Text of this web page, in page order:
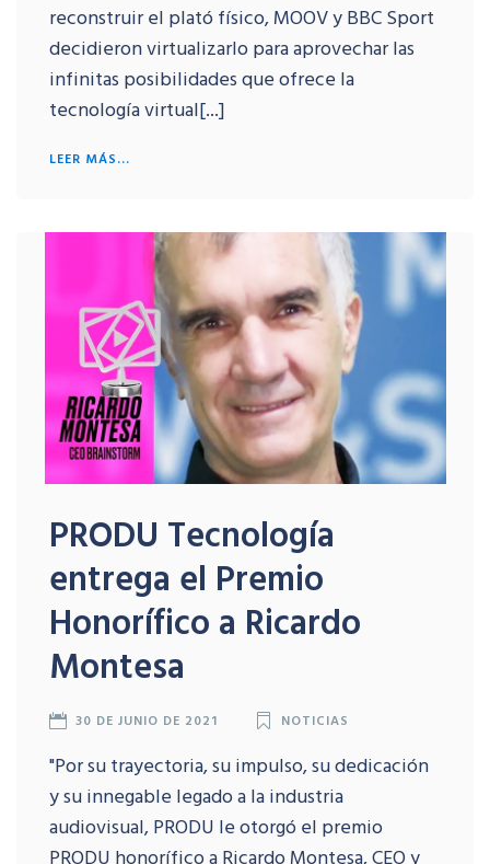
reconstruir el plató físico, MOOV y BBC Sport
decidieron virtualizarlo para aprovechar las
infinitas posibilidades que ofrece la
tecnología virtual[...]
LEER MÁS...
PRODU Tecnología
entrega el Premio
Honorífico a Ricardo
Montesa
30 DE JUNIO DE 2021 NOTICIAS
"Por su trayectoria, su impulso, su dedicación
y su innegable legado a la industria
audiovisual, PRODU le otorgó el premio
PRODU honorífico a Ricardo Montesa, CEO y